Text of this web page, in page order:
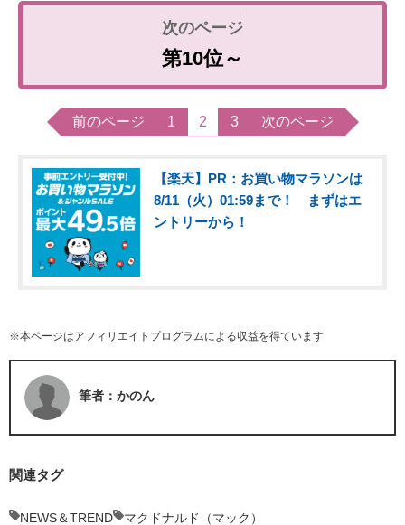
第10位～
前のページ 1 2 3 次のページ
【楽天】PR：お買い物マラソンは
8/11（火）01:59まで！ まずはエ
ントリーから！
※本ページはアフィリエイトプログラムによる収益を得ています
筆者：かのん
関連タグ
NEWS＆TREND マクドナルド（マック）